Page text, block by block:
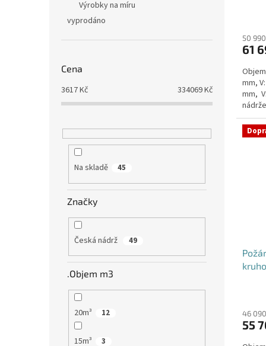
Výrobky na míru
vyprodáno
Cena
3617Kč 334069Kč
Na skladě 45
Značky
Česká nádrž 49
.Objem m3
20m³ 12
15m³ 3
50
61
mm,
mm,
nádrž
46
55